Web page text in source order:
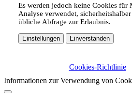
Es werden jedoch keine Cookies für
Analyse verwendet,
übliche Abfrage zur Erlaubnis.
Einstellungen Einverstanden
Cookies-Richtlinie
Informationen zur Verwendung von